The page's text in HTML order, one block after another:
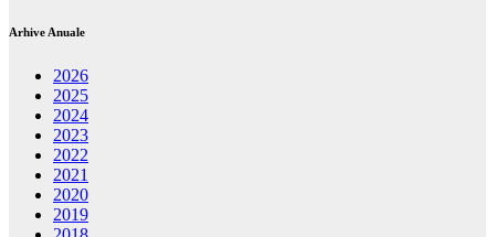
Arhive Anuale
2026
2025
2024
2023
2022
2021
2020
2019